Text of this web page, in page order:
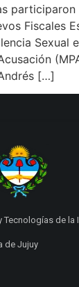
participaron
Fiscales
Sexual
[…]
de la
de Jujuy